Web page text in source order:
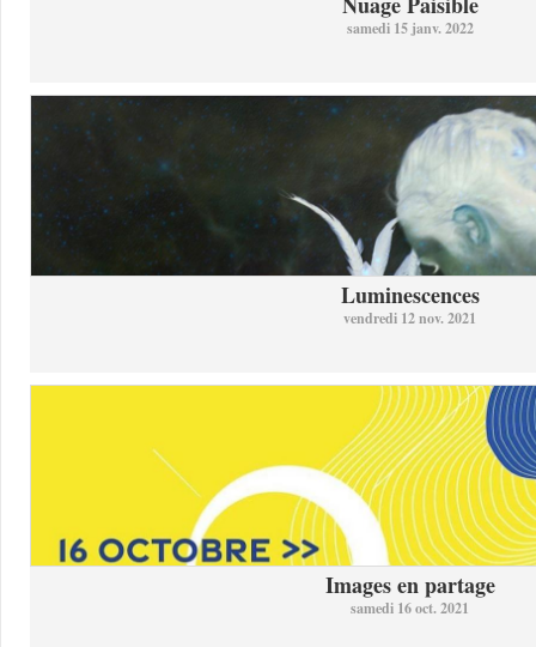
samedi 15 janv. 2022
Luminescences
vendredi 12 nov. 2021
Images en partage
samedi 16 oct. 2021